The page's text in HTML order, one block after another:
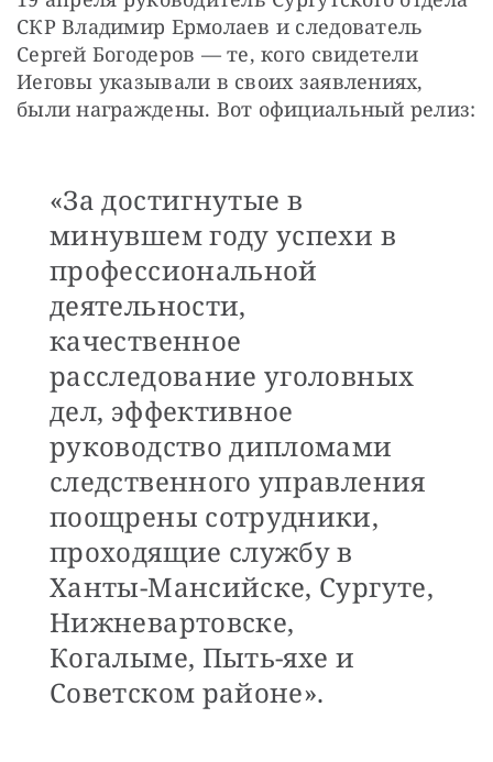
СКР Владимир Ермолаев и следователь
Сергей Богодеров — ​те, кого свидетели
Иеговы указывали в своих заявлениях,
были награждены. Вот официальный релиз:
«За достигнутые в
минувшем году успехи в
профессиональной
деятельности,
качественное
расследование уголовных
дел, эффективное
руководство дипломами
следственного управления
поощрены сотрудники,
проходящие службу в
Ханты-Мансийске, Сургуте,
Нижневартовске,
Когалыме, Пыть-яхе и
Советском районе».